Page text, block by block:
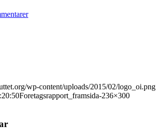
wp-content/uploads/2015/02/logo_oi.png
Foretagsrapport_framsida-236×300